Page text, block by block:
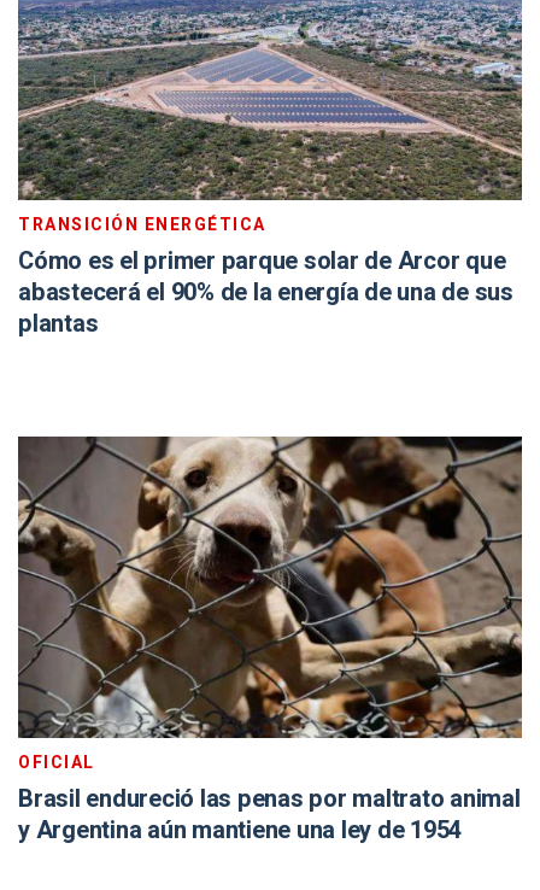
TRANSICIÓN ENERGÉTICA
Cómo es el primer parque solar de Arcor que
abastecerá el 90% de la energía de una de sus
plantas
OFICIAL
Brasil endureció las penas por maltrato animal
y Argentina aún mantiene una ley de 1954